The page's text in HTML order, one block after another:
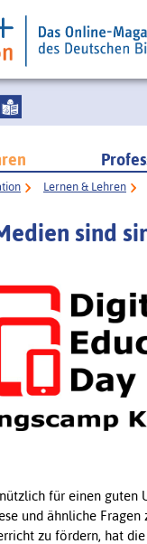
Lernen & Lehren
sind
für einen guten
und ähnliche
zu fördern, hat die